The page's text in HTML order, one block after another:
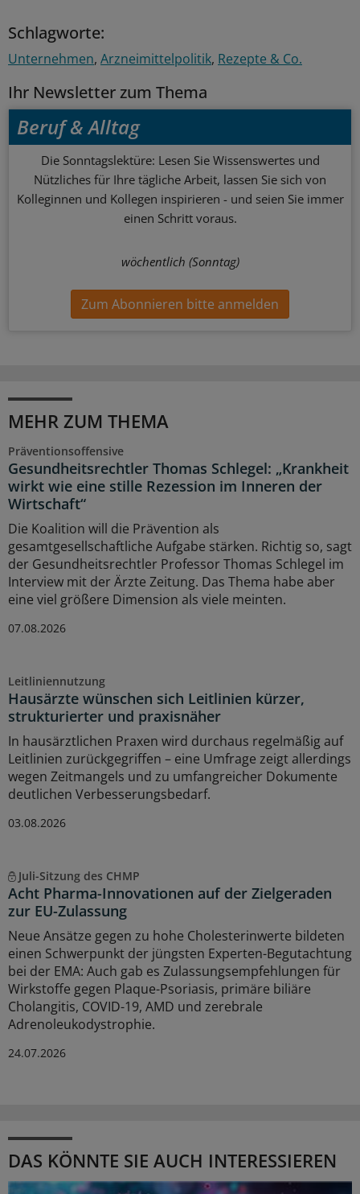
Schlagworte:
Unternehmen Arzneimittelpolitik Rezepte & Co.
Ihr Newsletter zum Thema
Beruf & Alltag
Die Sonntagslektüre: Lesen Sie Wissenswertes und
Nützliches für Ihre tägliche Arbeit, lassen Sie sich von
Kolleginnen und Kollegen inspirieren - und seien Sie immer
einen Schritt voraus.
wöchentlich (Sonntag)
Zum Abonnieren bitte anmelden
MEHR ZUM THEMA
Präventionsoffensive
Gesundheitsrechtler Thomas Schlegel: „Krankheit
wirkt wie eine stille Rezession im Inneren der
Wirtschaft“
Die Koalition will die Prävention als
gesamtgesellschaftliche Aufgabe stärken. Richtig so, sagt
der Gesundheitsrechtler Professor Thomas Schlegel im
Interview mit der Ärzte Zeitung. Das Thema habe aber
eine viel größere Dimension als viele meinten.
07.08.2026
Leitliniennutzung
Hausärzte wünschen sich Leitlinien kürzer,
strukturierter und praxisnäher
In hausärztlichen Praxen wird durchaus regelmäßig auf
Leitlinien zurückgegriffen – eine Umfrage zeigt allerdings
wegen Zeitmangels und zu umfangreicher Dokumente
deutlichen Verbesserungsbedarf.
03.08.2026
Juli-Sitzung des CHMP
Acht Pharma-Innovationen auf der Zielgeraden
zur EU-Zulassung
Neue Ansätze gegen zu hohe Cholesterinwerte bildeten
einen Schwerpunkt der jüngsten Experten-Begutachtung
bei der EMA: Auch gab es Zulassungsempfehlungen für
Wirkstoffe gegen Plaque-Psoriasis, primäre biliäre
Cholangitis, COVID-19, AMD und zerebrale
Adrenoleukodystrophie.
24.07.2026
DAS KÖNNTE SIE AUCH INTERESSIEREN